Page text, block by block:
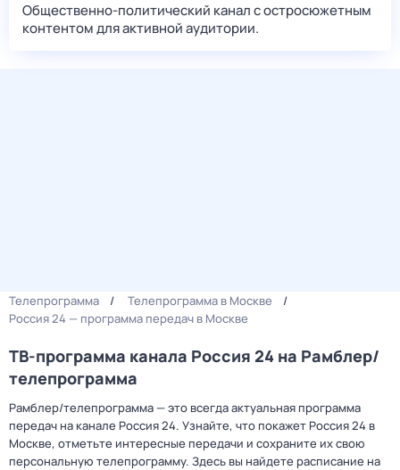
Общественно-политический канал с остросюжетным
контентом для активной аудитории.
Телепрограмма
Телепрограмма в Москве
Россия 24 — программа передач в Москве
ТВ-программа канала Россия 24 на Рамблер/
телепрограмма
Рамблер/телепрограмма — это всегда актуальная программа
передач на канале Россия 24. Узнайте, что покажет Россия 24 в
Москве, отметьте интересные передачи и сохраните их свою
персональную телепрограмму. Здесь вы найдете расписание на